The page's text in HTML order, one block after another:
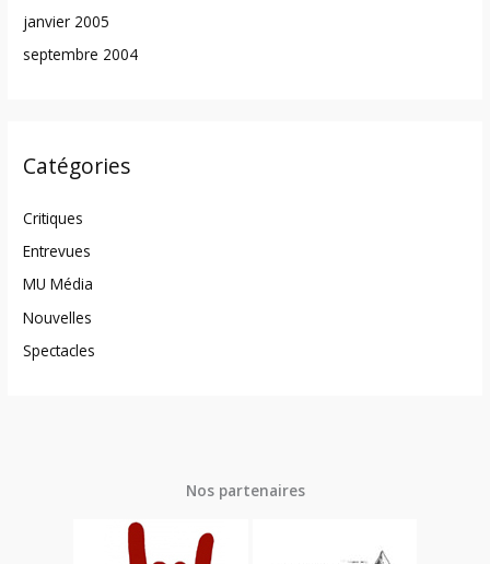
janvier 2005
septembre 2004
Catégories
Critiques
Entrevues
MU Média
Nouvelles
Spectacles
Nos partenaires